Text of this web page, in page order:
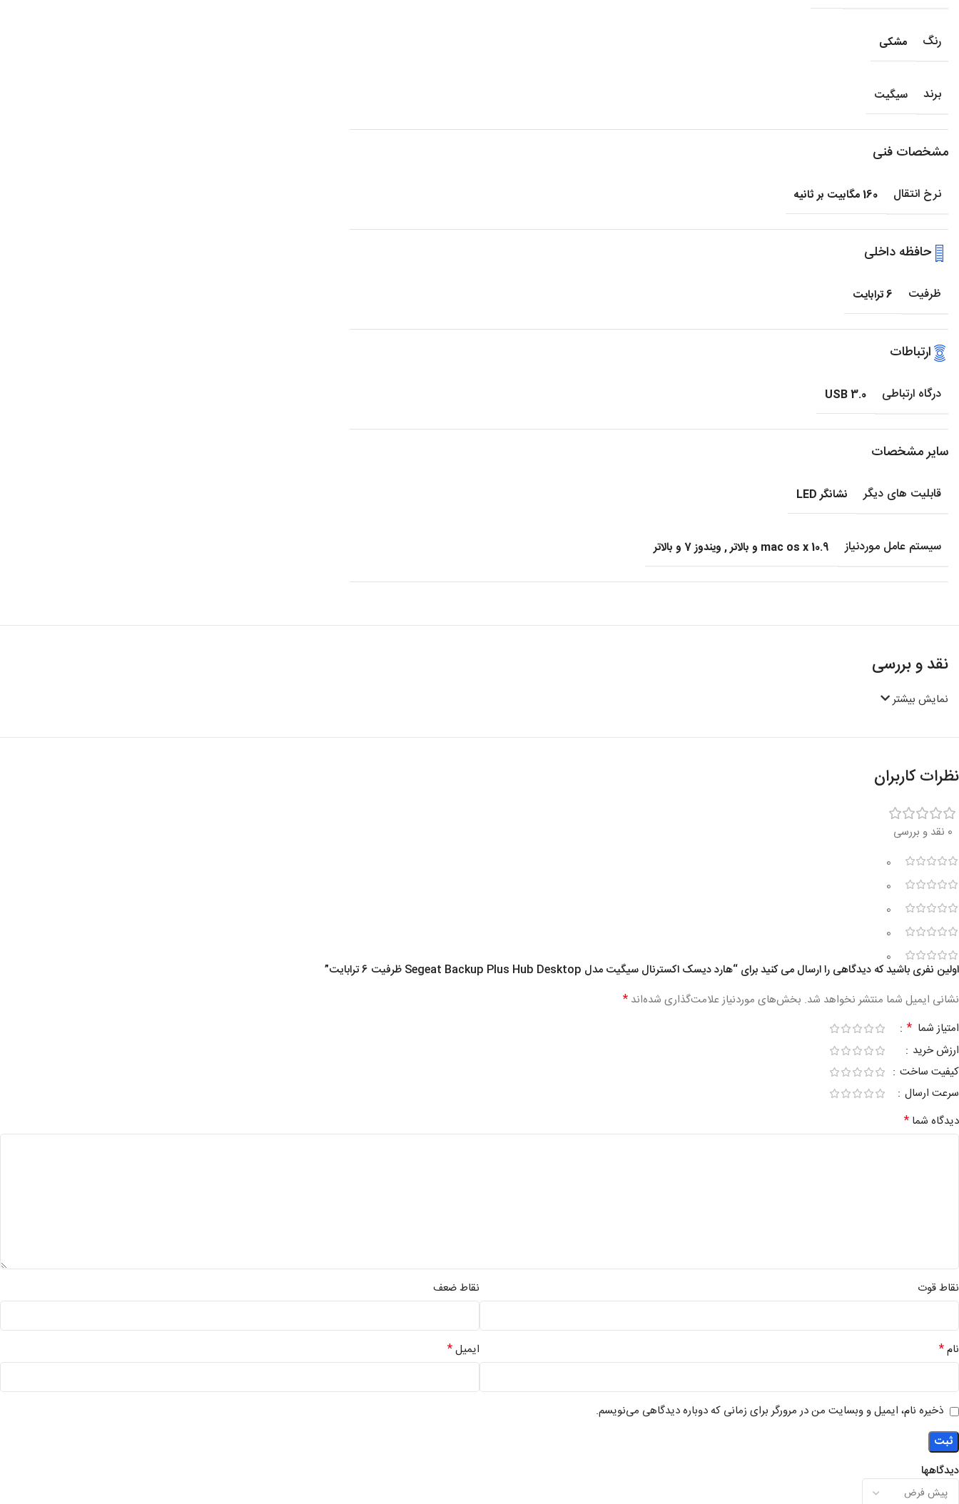
رنگ مشکی
برند سیگیت
مشخصات فنی
نرخ انتقال 160 مگابیت بر ثانیه
حافظه داخلی
ظرفیت 6 ترابایت
ارتباطات
درگاه ارتباطی USB 3.0
سایر مشخصات
قابلیت های دیگر نشانگر LED
سیستم عامل موردنیاز mac os x 10.9 و بالاتر , ویندوز 7 و بالاتر
نقد و بررسی
نمایش بیشتر
نظرات کاربران
0 نقد و بررسی
0
0
0
0
0
دیدگاهها
اولین نفری باشید که دیدگاهی را ارسال می کنید برای “هارد دیسک اکسترنال سیگیت مدل Segeat Backup Plus Hub Desktop ظرفیت 6 ترابایت”
نشانی ایمیل شما منتشر نخواهد شد. بخش‌های موردنیاز علامت‌گذاری شده‌اند *
امتیاز شما *
ارزش خرید
کیفیت ساخت
سرعت ارسال
دیدگاه شما *
نقاط قوت نقاط ضعف
نام* ایمیل*
ذخیره نام، ایمیل و وبسایت من در مرورگر برای زمانی که دوباره دیدگاهی می‌نویسم.